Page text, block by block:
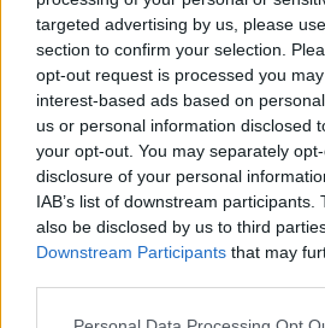
targeted advertising by us, please
section to confirm your selection.
opt-out request is processed you
interest-based ads based on
us or personal information disclosed
your opt-out. You may separately
disclosure of your personal
IAB’s list of downstream
also be disclosed by us to third
Downstream Participants that may
Please note that this website/app
Bi Testinsieme alla
tra la 15ae la 17asettimana,
sottoporsi alTri Test.
L’affidabilità dei
test di screening
un criterio
scelta